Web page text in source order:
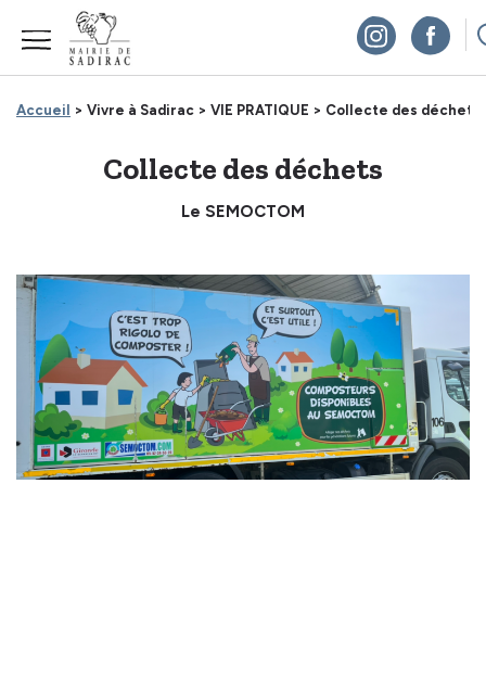
Accueil > Vivre à Sadirac > VIE PRATIQUE > Collecte des déchets
Collecte des déchets
Le SEMOCTOM
Panneau de gestion des cookies